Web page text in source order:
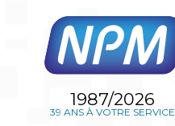
1987/2026
39 ANS À VOTRE SERVICE